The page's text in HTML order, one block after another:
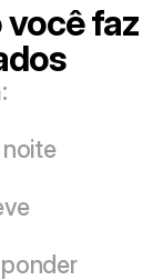
você faz